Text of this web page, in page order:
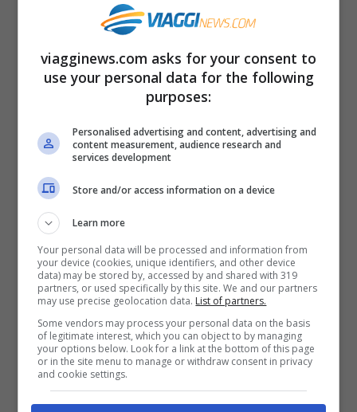
per un weekend romantico
3 Febbraio 2011 Cinzia Zadro
SAN VALENTINO IDEE VIAGGI REGALO
WEEKEND / ROMA – La festa di San
Valentino rende ansiosi tutti quegli
innamorati che, per stupire l’amata o
l’amato, aspirano a un regalo più originale
di una cravatta o di una scatola di
cioccolatini. L’idea di un weekend, magari
personalizzato, rappresenta una scelta
romantica che accontenta entrambi i
partner …Leggi tutto
Musei | L’arte ora è in 3D: da
viagginews.com asks for your consent to
use your personal data for the following
purposes:
Personalised advertising and content, advertising and
content measurement, audience research and
services development
Store and/or access information on a device
Learn more
Your personal data will be processed and information from
your device (cookies, unique identifiers, and other device
data) may be stored by, accessed by and shared with 319
partners, or used specifically by this site. We and our partners
may use precise geolocation data. List of partners.
Some vendors may process your personal data on the basis
of legitimate interest, which you can object to by managing
your options below. Look for a link at the bottom of this page
or in the site menu to manage or withdraw consent in privacy
and cookie settings.